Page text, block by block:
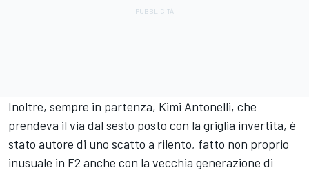
Inoltre, sempre in partenza, Kimi Antonelli, che
prendeva il via dal sesto posto con la griglia invertita, è
stato autore di uno scatto a rilento, fatto non proprio
inusuale in F2 anche con la vecchia generazione di